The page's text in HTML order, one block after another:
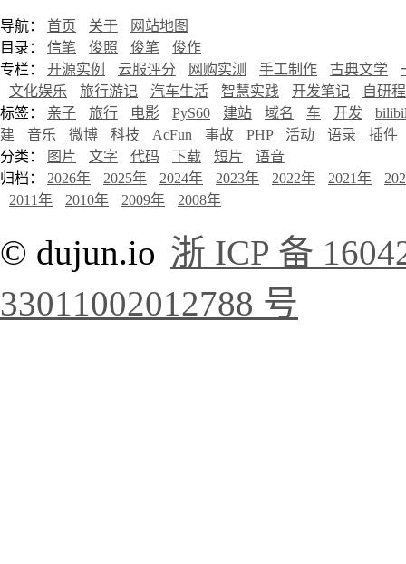
导航： 首页 关于
网站地图
目录： 信笔 俊照 俊笔
俊作
专栏： 开源实例 云服评分 网购实测 手工制作 古典文学
文化娱乐
旅行游记 汽车生活 智慧实践 开发笔记
自研
标签： 亲子 旅行 电影 PyS60 建站 域名 车 开发
建
音乐 微博 科技 AcFun 事故 PHP 活动 语录
插件
分类：
图片 文字 代码 下载 短片
语音
归档： 2026年 2025年 2024年 2023年 2022年 2021年
2011年
2010年 2009年 2008年
© dujun.io 浙 ICP 备
33011002012788 号